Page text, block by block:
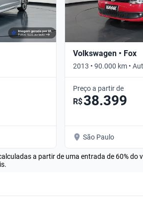
Volkswagen • Fox
2013 • 90.000 km •
Preço a partir de
R$38.399
São Paulo
a partir de uma entrada de 60%